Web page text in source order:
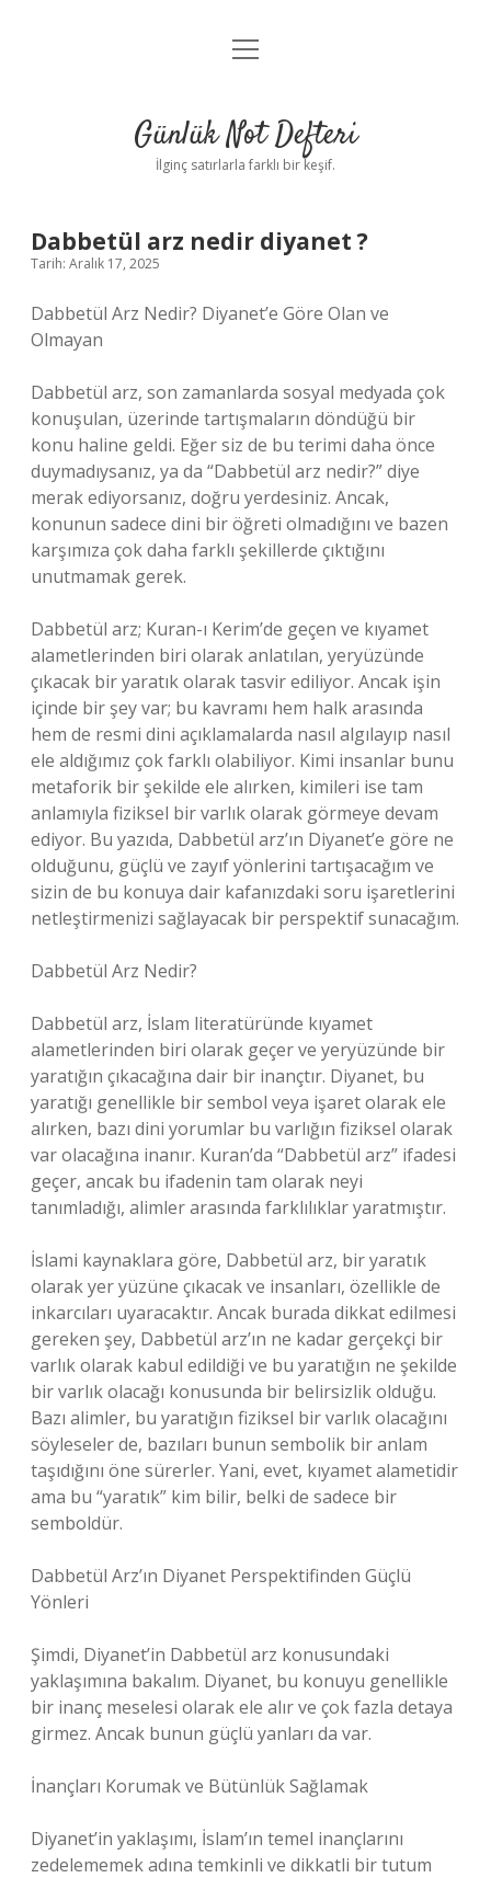
Anasayfa
Yasal Uyarı
menüyü
Günlük Not Defteri
İlginç satırlarla farklı bir keşif.
Dabbetül arz nedir diyanet ?
Tarih: Aralık 17, 2025
Dabbetül Arz Nedir? Diyanet’e Göre Olan ve
Olmayan
Dabbetül arz, son zamanlarda sosyal medyada çok
konuşulan, üzerinde tartışmaların döndüğü bir
konu haline geldi. Eğer siz de bu terimi daha önce
duymadıysanız, ya da “Dabbetül arz nedir?” diye
merak ediyorsanız, doğru yerdesiniz. Ancak,
konunun sadece dini bir öğreti olmadığını ve bazen
karşımıza çok daha farklı şekillerde çıktığını
unutmamak gerek.
Dabbetül arz; Kuran-ı Kerim’de geçen ve kıyamet
alametlerinden biri olarak anlatılan, yeryüzünde
çıkacak bir yaratık olarak tasvir ediliyor. Ancak işin
içinde bir şey var; bu kavramı hem halk arasında
hem de resmi dini açıklamalarda nasıl algılayıp nasıl
ele aldığımız çok farklı olabiliyor. Kimi insanlar bunu
metaforik bir şekilde ele alırken, kimileri ise tam
anlamıyla fiziksel bir varlık olarak görmeye devam
ediyor. Bu yazıda, Dabbetül arz’ın Diyanet’e göre ne
olduğunu, güçlü ve zayıf yönlerini tartışacağım ve
sizin de bu konuya dair kafanızdaki soru işaretlerini
netleştirmenizi sağlayacak bir perspektif sunacağım.
Dabbetül Arz Nedir?
Dabbetül arz, İslam literatüründe kıyamet
alametlerinden biri olarak geçer ve yeryüzünde bir
yaratığın çıkacağına dair bir inançtır. Diyanet, bu
yaratığı genellikle bir sembol veya işaret olarak ele
alırken, bazı dini yorumlar bu varlığın fiziksel olarak
var olacağına inanır. Kuran’da “Dabbetül arz” ifadesi
geçer, ancak bu ifadenin tam olarak neyi
tanımladığı, alimler arasında farklılıklar yaratmıştır.
İslami kaynaklara göre, Dabbetül arz, bir yaratık
olarak yer yüzüne çıkacak ve insanları, özellikle de
inkarcıları uyaracaktır. Ancak burada dikkat edilmesi
gereken şey, Dabbetül arz’ın ne kadar gerçekçi bir
varlık olarak kabul edildiği ve bu yaratığın ne şekilde
bir varlık olacağı konusunda bir belirsizlik olduğu.
Bazı alimler, bu yaratığın fiziksel bir varlık olacağını
söyleseler de, bazıları bunun sembolik bir anlam
taşıdığını öne sürerler. Yani, evet, kıyamet alametidir
ama bu “yaratık” kim bilir, belki de sadece bir
semboldür.
Dabbetül Arz’ın Diyanet Perspektifinden Güçlü
Yönleri
Şimdi, Diyanet’in Dabbetül arz konusundaki
yaklaşımına bakalım. Diyanet, bu konuyu genellikle
bir inanç meselesi olarak ele alır ve çok fazla detaya
girmez. Ancak bunun güçlü yanları da var.
İnançları Korumak ve Bütünlük Sağlamak
Diyanet’in yaklaşımı, İslam’ın temel inançlarını
zedelememek adına temkinli ve dikkatli bir tutum